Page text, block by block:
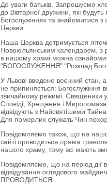
До уваги батьків. Запрошуємо
до Вівтарної дружини, які
Богослужіннях та знайомитися
Церкви.
Наша Церква дотримується
Новоюльянським календарем, з
в нашому храмі можна
"БОГОСЛУЖЕННЯ" "Розклад
У Львові введено воєнний стан,
не припиняється: Богослужіння
звичайному режимі. Священики
Сповіді, Хрещення і
відвідують з Найсвятішими
Для померлих служать Чин
Повідомляємо також, що на
сайті проводиться пряма
нашого храму, тому всі мають
Повідомляємо, що на період дії
відвідування оглядового
ПРОВОДИТЬСЯ.